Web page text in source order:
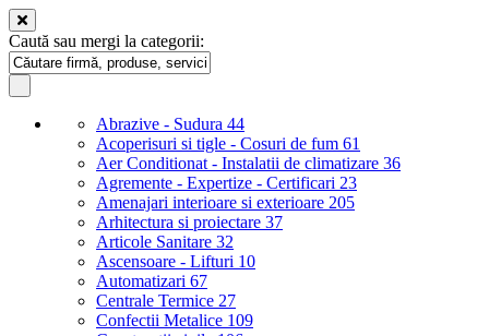
Caută sau mergi la categorii:
Abrazive - Sudura 44
Acoperisuri si tigle - Cosuri de fum 61
Aer Conditionat - Instalatii de climatizare 36
Agremente - Expertize - Certificari 23
Amenajari interioare si exterioare 205
Arhitectura si proiectare 37
Articole Sanitare 32
Ascensoare - Lifturi 10
Automatizari 67
Centrale Termice 27
Confectii Metalice 109